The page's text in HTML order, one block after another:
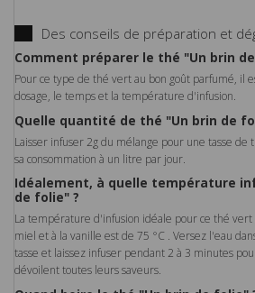
Des conseils de préparation et
Comment préparer le thé "Un brin
Pour ce type de thé vert au bon goût parfumé, il
dosage, le temps et la température d'infusion.
Quelle quantité de thé "Un brin de
Laisser infuser 2g du mélange pour une tasse
sa consommation à un litre par jour.
Idéalement, à quelle température
de folie" ?
La température d'infusion idéale pour ce thé vert
miel et à la vanille est de 75 °C . Versez l'eau
tasse et laissez infuser pendant 2 à 3 minutes
dévoilent toutes leurs saveurs.